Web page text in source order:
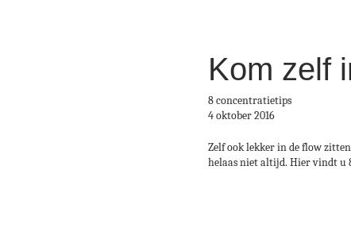
Kom zelf
8 concentratietips
4 oktober 2016
Zelf ook lekker in de flow
helaas niet altijd. Hier vindt u